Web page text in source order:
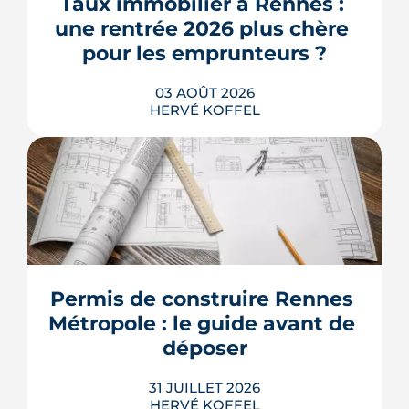
les propriétaires, les bailleurs et les
acheteurs.
LIRE L'ARTICLE
une rentrée 2026 plus chère
pour les emprunteurs ?
03 AOÛT 2026
HERVÉ KOFFEL
Les taux de crédit se sont stabilisés cet
été, mais au-dessus de leur niveau du
printemps. À Rennes, la hausse des prix
resserrent le budget des acheteurs à la
rentrée 2026.
LIRE L'ARTICLE
Permis de construire Rennes
Métropole : le guide avant de
déposer
31 JUILLET 2026
HERVÉ KOFFEL